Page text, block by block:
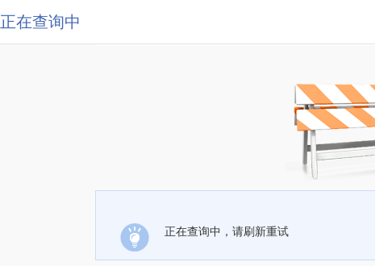
正在查询中
正在查询中，请刷新重试